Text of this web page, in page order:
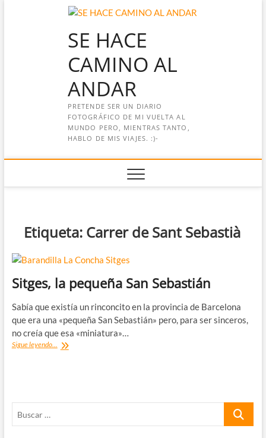
SE HACE
CAMINO AL
ANDAR
PRETENDE SER UN DIARIO
FOTOGRÁFICO DE MI VUELTA AL
MUNDO PERO, MIENTRAS TANTO,
HABLO DE MIS VIAJES. :)-
Etiqueta: Carrer de Sant Sebastià
Sitges, la pequeña San Sebastián
Sabía que existía un rinconcito en la provincia de Barcelona
que era una «pequeña San Sebastián» pero, para ser sinceros,
no creía que esa «miniatura»…
Sigue leyendo... Sitges,
Buscar